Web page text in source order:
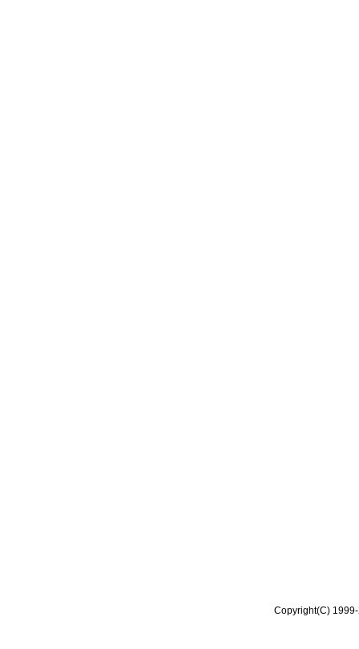
Copyright(C)